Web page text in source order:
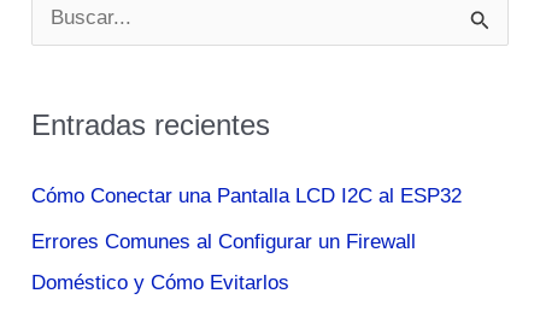
u
c
p
o
Entradas recientes
Cómo Conectar una Pantalla LCD I2C al ESP32
Errores Comunes al Configurar un Firewall
Doméstico y Cómo Evitarlos